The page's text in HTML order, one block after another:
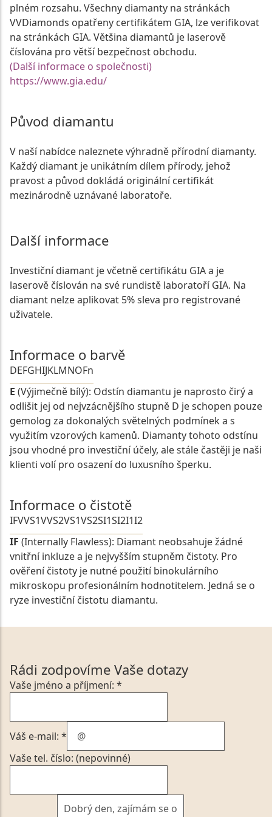
plném rozsahu. Všechny diamanty na stránkách
VVDiamonds opatřeny certifikátem GIA, lze verifikovat
na stránkách GIA. Většina diamantů je laserově
číslována pro větší bezpečnost obchodu.
(Další informace o společnosti)
https://www.gia.edu/
Původ diamantu
V naší nabídce naleznete výhradně přírodní diamanty.
Každý diamant je unikátním dílem přírody, jehož
pravost a původ dokládá originální certifikát
mezinárodně uznávané laboratoře.
Další informace
Investiční diamant je včetně certifikátu GIA a je
laserově číslován na své rundistě laboratoří GIA. Na
diamant nelze aplikovat 5% sleva pro registrované
uživatele.
Informace o barvě
DEFGHIJKLMNOFn
E (Výjimečně bílý): Odstín diamantu je naprosto čirý a
odlišit jej od nejvzácnějšího stupně D je schopen pouze
gemolog za dokonalých světelných podmínek a s
využitím vzorových kamenů. Diamanty tohoto odstínu
jsou vhodné pro investiční účely, ale stále častěji je naši
klienti volí pro osazení do luxusního šperku.
Informace o čistotě
IFVVS1VVS2VS1VS2SI1SI2I1I2
IF (Internally Flawless): Diamant neobsahuje žádné
vnitřní inkluze a je nejvyšším stupněm čistoty. Pro
ověření čistoty je nutné použití binokulárního
mikroskopu profesionálním hodnotitelem. Jedná se o
ryze investiční čistotu diamantu.
Rádi zodpovíme Vaše dotazy
Vaše jméno a příjmení: *
Váš e-mail: *
Vaše tel. číslo: (nepovinné)